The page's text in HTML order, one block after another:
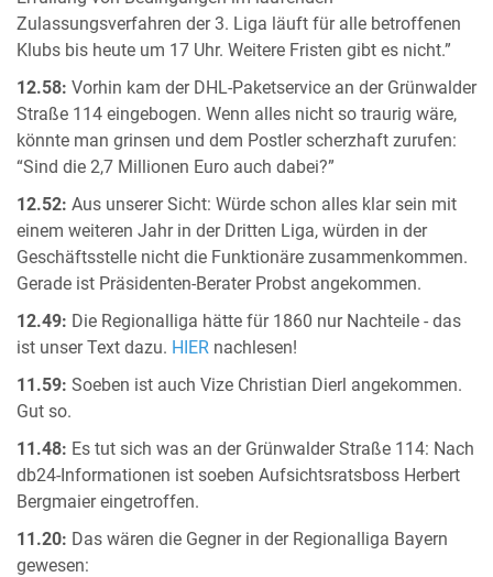
Zulassungsverfahren der 3. Liga läuft für alle betroffenen
Klubs bis heute um 17 Uhr. Weitere Fristen gibt es nicht.”
12.58: Vorhin kam der DHL-Paketservice an der Grünwalder
Straße 114 eingebogen. Wenn alles nicht so traurig wäre,
könnte man grinsen und dem Postler scherzhaft zurufen:
“Sind die 2,7 Millionen Euro auch dabei?”
12.52: Aus unserer Sicht: Würde schon alles klar sein mit
einem weiteren Jahr in der Dritten Liga, würden in der
Geschäftsstelle nicht die Funktionäre zusammenkommen.
Gerade ist Präsidenten-Berater Probst angekommen.
12.49: Die Regionalliga hätte für 1860 nur Nachteile - das
ist unser Text dazu. HIER nachlesen!
11.59: Soeben ist auch Vize Christian Dierl angekommen.
Gut so.
11.48: Es tut sich was an der Grünwalder Straße 114: Nach
db24-Informationen ist soeben Aufsichtsratsboss Herbert
Bergmaier eingetroffen.
11.20: Das wären die Gegner in der Regionalliga Bayern
gewesen: